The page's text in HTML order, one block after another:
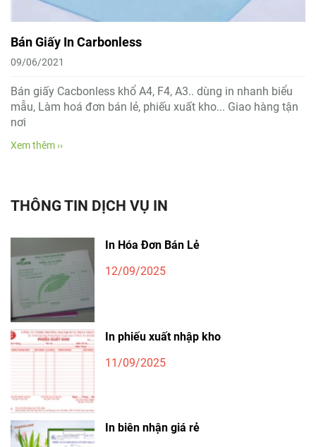
Bán Giấy In Carbonless
09/06/2021
Bán giấy Cacbonless khổ A4, F4, A3.. dùng in nhanh biểu
mẫu, Làm hoá đơn bán lẻ, phiếu xuất kho... Giao hàng tận
nơi
Xem thêm ››
THÔNG TIN DỊCH VỤ IN
In Hóa Đơn Bán Lẻ
12/09/2025
In phiếu xuất nhập kho
11/09/2025
In biên nhận giá rẻ